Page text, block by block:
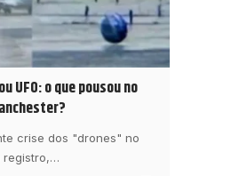
UFO: o que pousou no
crise dos "drones" no
registro,…